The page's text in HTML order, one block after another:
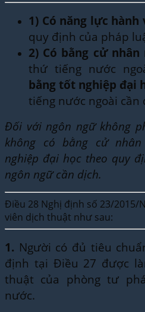
1) Có năng lực hành
quy định của pháp
2) Có bằng cử
thứ tiếng nước
bằng tốt nghiệp đại
tiếng nước ngoài cần
Đối với ngôn ngữ không
không có bằng cử
nghiệp đại học theo quy
ngôn ngữ cần dịch.
Điều 28 Nghị định số 23/2015/
viên dịch thuật như sau:
1. Người có đủ tiêu
định tại Điều 27 được
thuật của phòng tư
nước.